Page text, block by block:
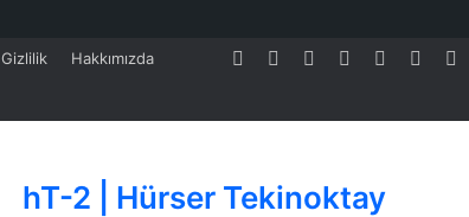
Gizlilik Hakkımızda YouTube
LinkedIn
Pinterest
Twitter
Facebook
hT-2 | Hürser Tekinoktay